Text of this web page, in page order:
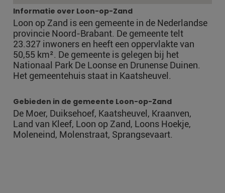
Informatie over Loon-op-Zand
Loon op Zand is een gemeente in de Nederlandse
provincie Noord-Brabant. De gemeente telt
23.327 inwoners en heeft een oppervlakte van
50,55 km². De gemeente is gelegen bij het
Nationaal Park De Loonse en Drunense Duinen.
Het gemeentehuis staat in Kaatsheuvel.
Gebieden in de gemeente Loon-op-Zand
De Moer, Duiksehoef, Kaatsheuvel, Kraanven,
Land van Kleef, Loon op Zand, Loons Hoekje,
Moleneind, Molenstraat, Sprangsevaart.